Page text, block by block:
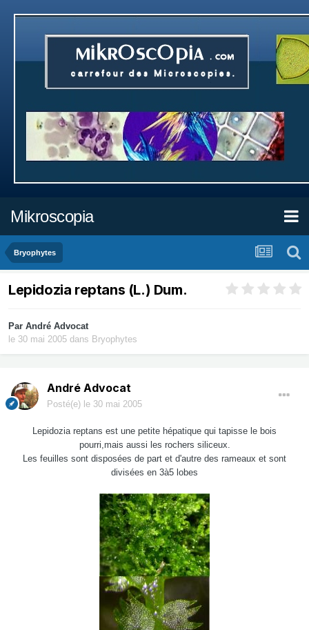
Mikroscopia
Bryophytes
Lepidozia reptans (L.) Dum.
Par André Advocat
le 30 mai 2005 dans Bryophytes
André Advocat
Posté(e) le 30 mai 2005
Lepidozia reptans est une petite hépatique qui tapisse le bois
pourri,mais aussi les rochers siliceux.
Les feuilles sont disposées de part et d'autre des rameaux et sont
divisées en 3à5 lobes